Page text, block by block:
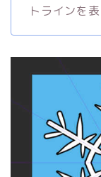
トラインを